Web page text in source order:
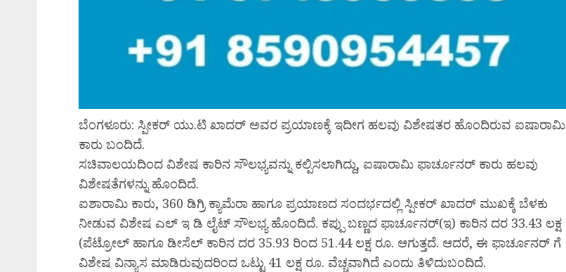
ಬೆಂಗಳೂರು: ಸ್ಪೀಕರ್ ಯು.ಟಿ ಖಾದರ್ ಅವರ ಪ್ರಯಾಣಕ್ಕೆ ಇದೀಗ ಹಲವು ವಿಶೇಷತರ ಹೊಂದಿರುವ ಐಷಾರಾಮಿ
ಕಾರು ಬಂದಿದೆ.
ಸಚಿವಾಲಯದಿಂದ ವಿಶೇಷ ಕಾರಿನ ಸೌಲಭ್ಯವನ್ನು ಕಲ್ಪಿಸಲಾಗಿದ್ದು, ಐಷಾರಾಮಿ ಫಾರ್ಚೂನರ್ ಕಾರು ಹಲವು
ವಿಶೇಷತೆಗಳನ್ನು ಹೊಂದಿದೆ.
ಐಶಾರಾಮಿ ಕಾರು, 360 ಡಿಗ್ರಿ ಕ್ಯಾಮೆರಾ ಹಾಗೂ ಪ್ರಯಾಣದ ಸಂದರ್ಭದಲ್ಲಿ ಸ್ಪೀಕರ್ ಖಾದರ್ ಮುಖಕ್ಕೆ ಬೆಳಕು
ನೀಡುವ ವಿಶೇಷ ಎಲ್ ಇ ಡಿ ಲೈಟ್ ಸೌಲಭ್ಯ ಹೊಂದಿದೆ. ಕಪ್ಪು ಬಣ್ಣದ ಫಾರ್ಚೂನರ್(ಇ) ಕಾರಿನ ದರ 33.43 ಲಕ್ಷ
(ಪೆಟ್ರೋಲ್ ಹಾಗೂ ಡೀಸೆಲ್ ಕಾರಿನ ದರ 35.93 ರಿಂದ 51.44 ಲಕ್ಷ ರೂ. ಆಗುತ್ತದೆ. ಆದರೆ, ಈ ಫಾರ್ಚೂನರ್ ಗೆ
ವಿಶೇಷ ವಿನ್ಯಾಸ ಮಾಡಿರುವುದರಿಂದ ಒಟ್ಟು 41 ಲಕ್ಷ ರೂ. ವೆಚ್ಚವಾಗಿದೆ ಎಂದು ತಿಳಿದುಬಂದಿದೆ.